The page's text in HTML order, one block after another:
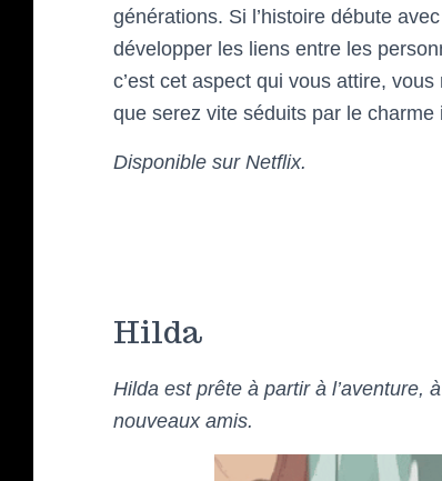
générations. Si l’histoire débute
développer les liens entre les
c’est cet aspect qui vous attire,
que serez vite séduits par le
Disponible sur Netflix.
Hilda
Hilda est prête à partir à l’aventure,
nouveaux amis.